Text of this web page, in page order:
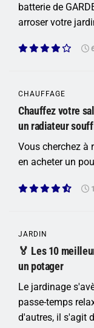
batterie de
arroser votre
CHAUFFAGE
Chauffez votre
un radiateur
Vous cherchez à
en acheter un
JARDIN
🏅 Les 10
un potager
Le jardinage
passe-temps
d'autres, il s'agit